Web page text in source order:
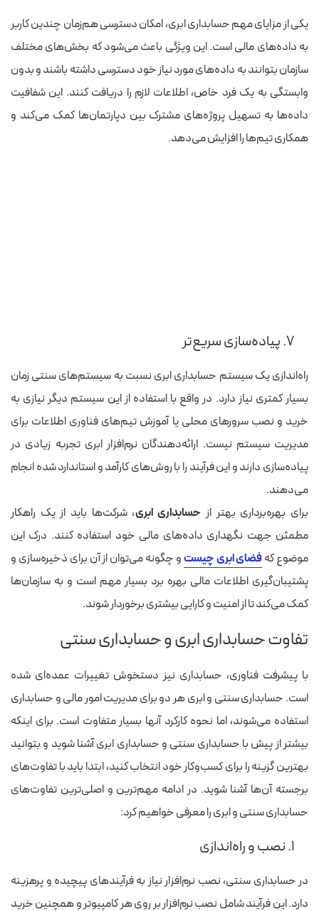
یکی از مزایای مهم حسابداری ابری، امکان دسترسی هم‌زمان چندین کاربر
به داده‌های مالی است. این ویژگی باعث می‌شود که بخش‌های مختلف
سازمان بتوانند به داده‌های مورد نیاز خود دسترسی داشته باشند و بدون
وابستگی به یک فرد خاص، اطلاعات لازم را دریافت کنند. این شفافیت
داده‌ها به تسهیل پروژه‌های مشترک بین دپارتمان‌ها کمک می‌کند و
همکاری تیم‌ها را افزایش می‌دهد.
۷. پیاده‌سازی سریع‌تر
راه‌اندازی یک سیستم حسابداری ابری نسبت به سیستم‌های سنتی زمان
بسیار کمتری نیاز دارد. در واقع با استفاده از این سیستم دیگر نیازی به
خرید و نصب سرورهای محلی یا آموزش تیم‌های فناوری اطلاعات برای
مدیریت سیستم نیست. ارائه‌دهندگان نرم‌افزار ابری تجربه زیادی در
پیاده‌سازی دارند و این فرآیند را با روش‌های کارآمد و استاندارد شده انجام
می‌دهند.
برای بهره‌برداری بهتر از حسابداری ابری، شرکت‌ها باید از یک راهکار
مطمئن جهت نگهداری داده‌های مالی خود استفاده کنند. درک این
موضوع که فضای ابری چیستو چگونه می‌توان از آن برای ذخیره‌سازی و
پشتیبان‌گیری اطلاعات مالی بهره برد بسیار مهم است و به سازمان‌ها
کمک می‌کند تا از امنیت و کارایی بیشتری برخوردار شوند.
تفاوت حسابداری ابری و حسابداری سنتی
با پیشرفت فناوری، حسابداری نیز دستخوش تغییرات عمده‌ای شده
است. حسابداری سنتی و ابری هر دو برای مدیریت امور مالی و حسابداری
استفاده می‌شوند، اما نحوه کارکرد آنها بسیار متفاوت است. برای اینکه
بیشتر از پیش با حسابداری سنتی و حسابداری ابری آشنا شوید و بتوانید
بهترین گزینه را برای کسب‌وکار خود انتخاب کنید، ابتدا باید با تفاوت‌های
برجسته آن‌ها آشنا شوید. در ادامه مهم‌ترین و اصلی‌ترین تفاوت‌های
حسابداری سنتی و ابری را معرفی خواهیم کرد:
۱. نصب و راه‌اندازی
در حسابداری سنتی، نصب نرم‌افزار نیاز به فرآیندهای پیچیده و پرهزینه
دارد. این فرآیند شامل نصب نرم‌افزار بر روی هر کامپیوتر و همچنین خرید